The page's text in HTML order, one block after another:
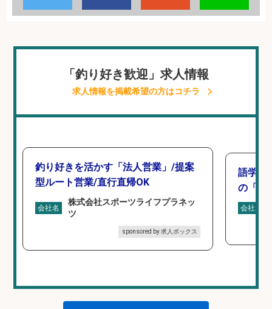
「釣り好き歓迎」求人情報
求人情報を掲載希望の方はコチラ
釣り好きを活かす「法人営業」/提案
型ルート営業/直行直帰OK
会社名
株式会社スポーツライフプラネッ
ツ
sponsored by 求人ボックス
語学力
の「海
会社名